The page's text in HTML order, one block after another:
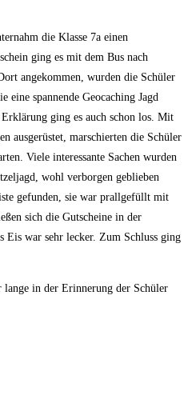
die Klasse 7a einen
ging es mit dem Bus nach
angekommen, wurden die Schüler
spannende Geocaching Jagd
ging es auch schon los. Mit
ausgerüstet, marschierten die Schüler
Viele interessante Sachen wurden
wohl verborgen geblieben
gefunden, sie war prallgefüllt mit
sich die Gutscheine in der
Eis war sehr lecker. Zum Schluss ging
lange in der Erinnerung der Schüler